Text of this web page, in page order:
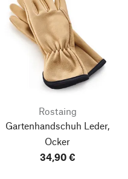
Rostaing
Gartenhandschuh Leder,
Ocker
34,90 €